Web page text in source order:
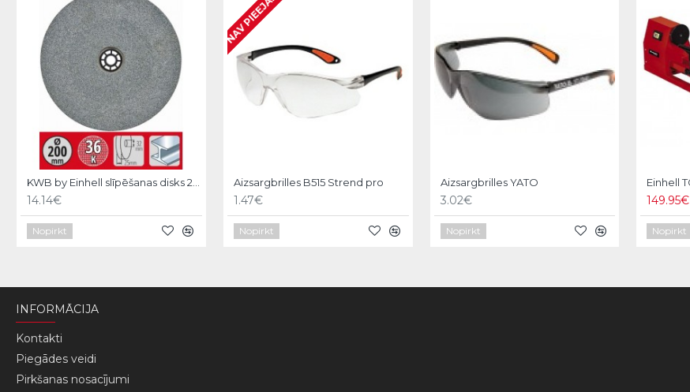
14.14€
Nopirkt
NAV PIEEJAMS
Aizsargbrilles B515 Strend pro
1.47€
Nopirkt
Aizsargbrilles YATO
3.02€
Nopirkt
149.95€
Nopirkt
INFORMĀCIJA
Kontakti
Piegādes veidi
Pirkšanas nosacījumi